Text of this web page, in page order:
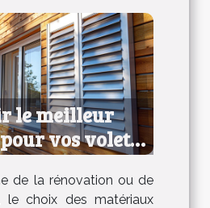
le meilleur
vos volets :
et
de la rénovation ou de
le choix des matériaux